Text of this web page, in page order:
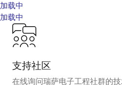
加载中
加载中
支持社区
在线询问瑞萨电子工程社群的